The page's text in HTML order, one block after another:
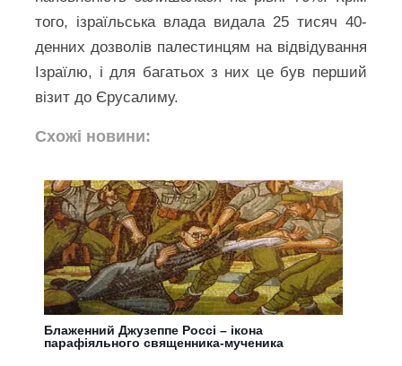
того, ізраїльська влада видала 25 тисяч 40-
денних дозволів палестинцям на відвідування
Ізраїлю, і для багатьох з них це був перший
візит до Єрусалиму.
Схожі новини:
Блаженний Джузеппе Россі – ікона
парафіяльного священника-мученика